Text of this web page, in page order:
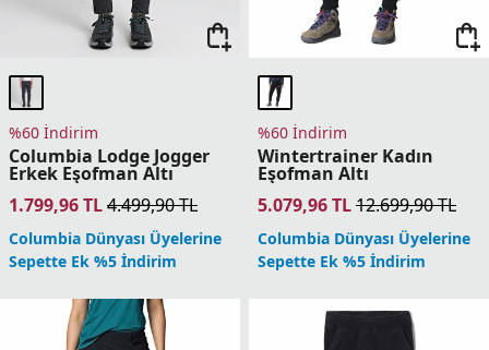
%60 İndirim
Columbia Lodge Jogger
Erkek Eşofman Altı
1.799,96TL4.499,90TL
Columbia Dünyası Üyelerine
Sepette Ek %5 İndirim
%60 İndirim
Wintertrainer Kadın
Eşofman Altı
5.079,96TL12.699,90TL
Columbia Dünyası Üyelerine
Sepette Ek %5 İndirim